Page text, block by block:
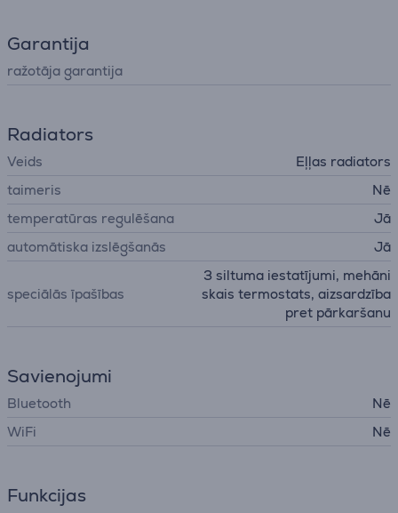
Garantija
ražotāja garantija
Radiators
Veids
Eļļas radiators
taimeris
Nē
temperatūras regulēšana
Jā
automātiska izslēgšanās
Jā
speciālās īpašības
3 siltuma iestatījumi, mehāni
skais termostats, aizsardzība
pret pārkaršanu
Savienojumi
Bluetooth
Nē
WiFi
Nē
Funkcijas